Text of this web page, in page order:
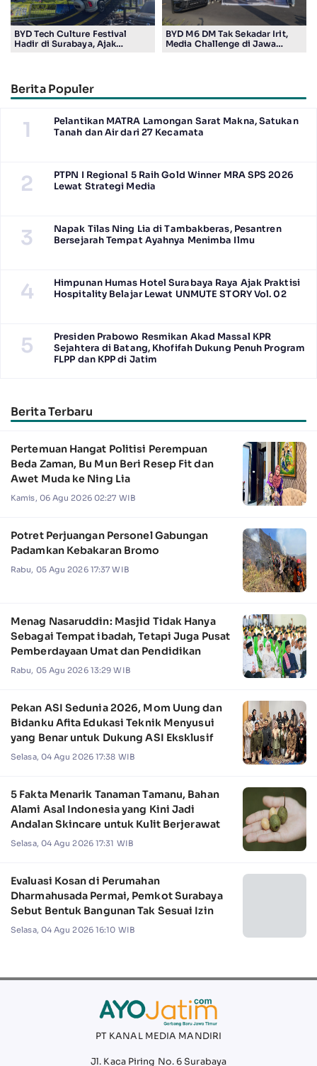
BYD Tech Culture Festival
Hadir di Surabaya, Ajak
BYD M6 DM Tak Sekadar Irit,
Media Challenge di Jawa
Berita Populer
1
Pelantikan MATRA Lamongan Sarat Makna, Satukan
Tanah dan Air dari 27 Kecamata
2
PTPN I Regional 5 Raih Gold Winner MRA SPS 2026
Lewat Strategi Media
3
Napak Tilas Ning Lia di Tambakberas, Pesantren
Bersejarah Tempat Ayahnya Menimba Ilmu
4
Himpunan Humas Hotel Surabaya Raya Ajak Praktisi
Hospitality Belajar Lewat UNMUTE STORY Vol. 02
5
Presiden Prabowo Resmikan Akad Massal KPR
Sejahtera di Batang, Khofifah Dukung Penuh Program
FLPP dan KPP di Jatim
Berita Terbaru
Pertemuan Hangat Politisi Perempuan
Beda Zaman, Bu Mun Beri Resep Fit dan
Awet Muda ke Ning Lia
Kamis, 06 Agu 2026 02:27 WIB
Potret Perjuangan Personel Gabungan
Padamkan Kebakaran Bromo
Rabu, 05 Agu 2026 17:37 WIB
Menag Nasaruddin: Masjid Tidak Hanya
Sebagai Tempat ibadah, Tetapi Juga Pusat
Pemberdayaan Umat dan Pendidikan
Rabu, 05 Agu 2026 13:29 WIB
Pekan ASI Sedunia 2026, Mom Uung dan
Bidanku Afita Edukasi Teknik Menyusui
yang Benar untuk Dukung ASI Eksklusif
Selasa, 04 Agu 2026 17:38 WIB
5 Fakta Menarik Tanaman Tamanu, Bahan
Alami Asal Indonesia yang Kini Jadi
Andalan Skincare untuk Kulit Berjerawat
Selasa, 04 Agu 2026 17:31 WIB
Evaluasi Kosan di Perumahan
Dharmahusada Permai, Pemkot Surabaya
Sebut Bentuk Bangunan Tak Sesuai Izin
Selasa, 04 Agu 2026 16:10 WIB
PT KANAL MEDIA MANDIRI
Jl. Kaca Piring No. 6 Surabaya